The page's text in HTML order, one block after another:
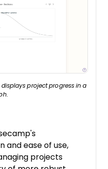
project progress in a
and ease of use,
projects